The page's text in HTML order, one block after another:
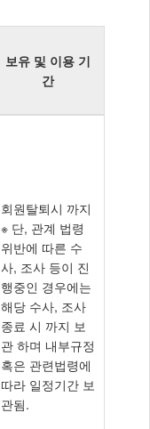
보유 및 이용 기
간
회원탈퇴시 까지
※ 단, 관계 법령
위반에 따른 수
사, 조사 등이 진
행중인 경우에는
해당 수사, 조사
종료 시 까지 보
관 하며 내부규정
혹은 관련법령에
따라 일정기간 보
관됨.